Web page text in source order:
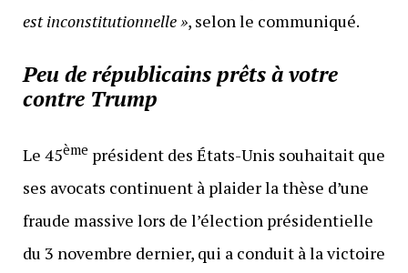
est inconstitutionnelle », selon le communiqué.
Peu de républicains prêts à votre
contre Trump
Le 45ème président des États-Unis souhaitait que
ses avocats continuent à plaider la thèse d’une
fraude massive lors de l’élection présidentielle
du 3 novembre dernier, qui a conduit à la victoire